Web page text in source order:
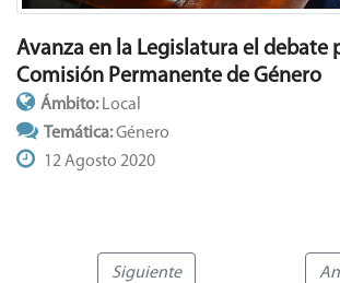
Avanza en la Legislatura el debate
Comisión Permanente de Género
Ámbito: Local
Temática:Género
12 Agosto 2020
Siguiente